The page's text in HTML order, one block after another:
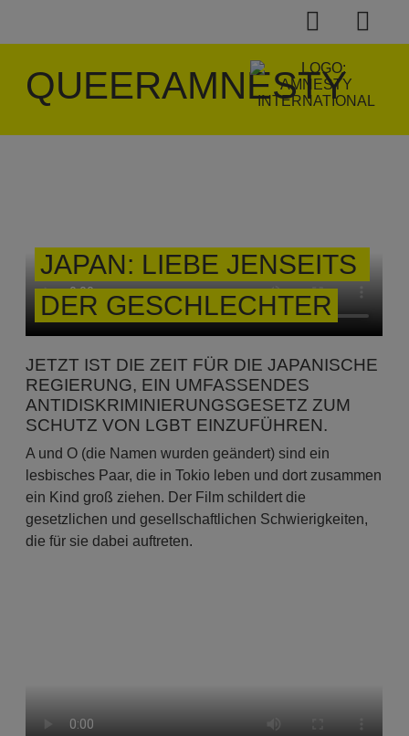
QUEERAMNESTY
JAPAN: LIEBE JENSEITS
DER GESCHLECHTER
JETZT IST DIE ZEIT FÜR DIE JAPANISCHE
REGIERUNG, EIN UMFASSENDES
ANTIDISKRIMINIERUNGSGESETZ ZUM
SCHUTZ VON LGBT EINZUFÜHREN.
A und O (die Namen wurden geändert) sind ein
lesbisches Paar, die in Tokio leben und dort zusammen
ein Kind groß ziehen. Der Film schildert die
gesetzlichen und gesellschaftlichen Schwierigkeiten,
die für sie dabei auftreten.